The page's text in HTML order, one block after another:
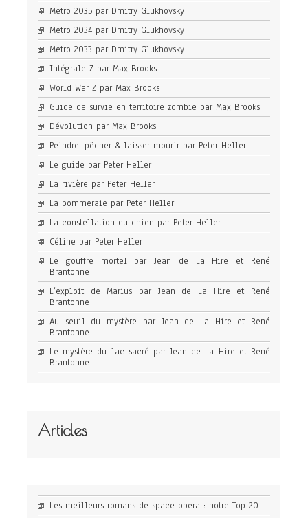
Metro 2035 par Dmitry Glukhovsky
Metro 2034 par Dmitry Glukhovsky
Metro 2033 par Dmitry Glukhovsky
Intégrale Z par Max Brooks
World War Z par Max Brooks
Guide de survie en territoire zombie par Max Brooks
Dévolution par Max Brooks
Peindre, pêcher & laisser mourir par Peter Heller
Le guide par Peter Heller
La rivière par Peter Heller
La pommeraie par Peter Heller
La constellation du chien par Peter Heller
Céline par Peter Heller
Le gouffre mortel par Jean de La Hire et René
Brantonne
L’exploit de Marius par Jean de La Hire et René
Brantonne
Au seuil du mystère par Jean de La Hire et René
Brantonne
Le mystère du lac sacré par Jean de La Hire et René
Brantonne
Articles
Les meilleurs romans de space opera : notre Top 20